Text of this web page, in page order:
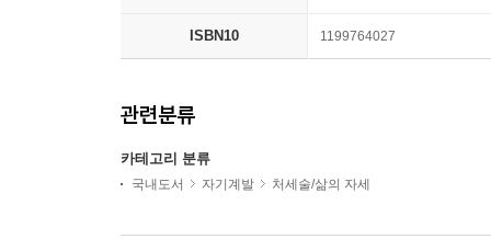
ISBN10 1199764027
관련분류
카테고리 분류
국내도서 자기계발 처세술/삶의 자세